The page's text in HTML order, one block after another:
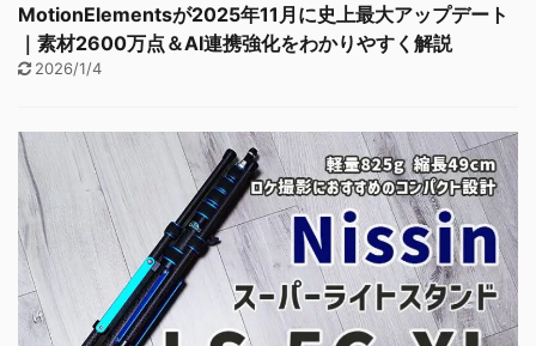
MotionElementsが2025年11月に史上最大アップデート
｜素材2600万点＆AI連携強化をわかりやすく解説
2026/1/4